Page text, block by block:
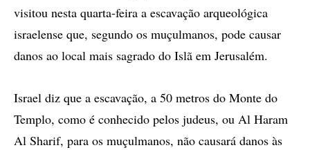
visitou nesta quarta-feira a escavação arqueológica
israelense que, segundo os muçulmanos, pode causar
danos ao local mais sagrado do Islã em Jerusalém.
Israel diz que a escavação, a 50 metros do Monte do
Templo, como é conhecido pelos judeus, ou Al Haram
Al Sharif, para os muçulmanos, não causará danos às